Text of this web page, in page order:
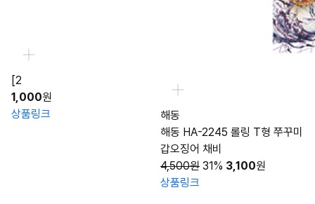
[2
1,000원
상품링크
해동
해동 HA-2245 롤링 T형 쭈꾸미
갑오징어 채비
4,500원 31% 3,100원
상품링크